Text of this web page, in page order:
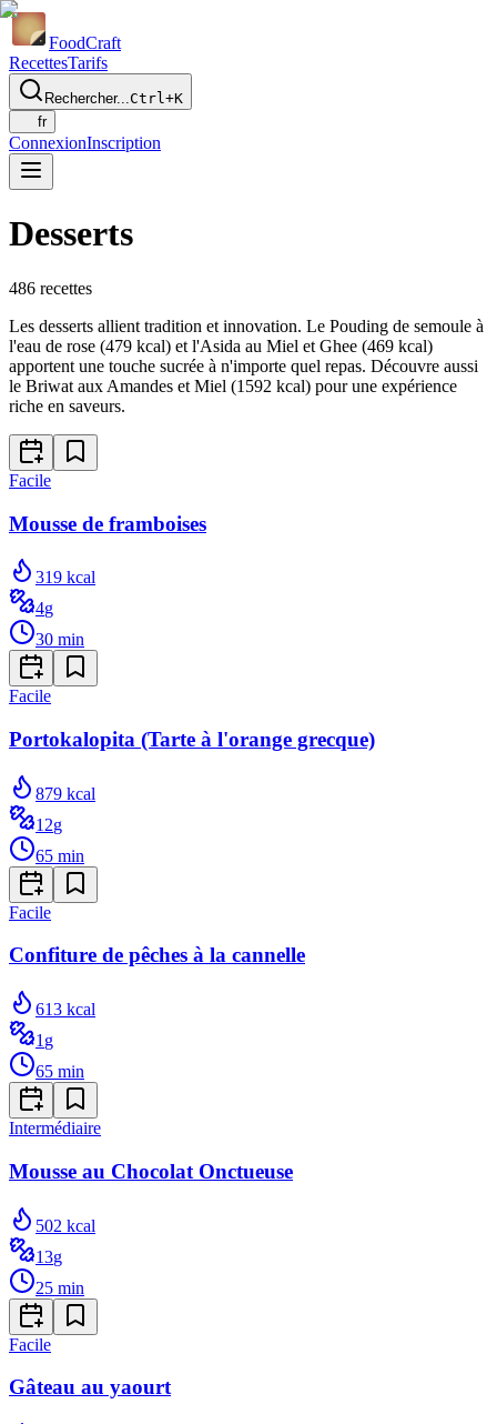
FoodCraft
RecettesTarifs
Rechercher...Ctrl+K
fr
ConnexionInscription
Desserts
486 recettes
Les desserts allient tradition et innovation. Le Pouding de semoule à
l'eau de rose (479 kcal) et l'Asida au Miel et Ghee (469 kcal)
apportent une touche sucrée à n'importe quel repas. Découvre aussi
le Briwat aux Amandes et Miel (1592 kcal) pour une expérience
riche en saveurs.
Facile
Mousse de framboises
319 kcal
4g
30 min
Facile
Portokalopita (Tarte à l'orange grecque)
879 kcal
12g
65 min
Facile
Confiture de pêches à la cannelle
613 kcal
1 g
65 min
Intermédiaire
Mousse au Chocolat Onctueuse
502 kcal
13g
25 min
Facile
Gâteau au yaourt